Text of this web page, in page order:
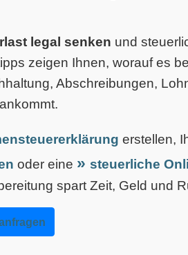
legal senken und
zeigen Ihnen, worauf es
Abschreibungen,
erstellen,
oder eine steuerliche
spart Zeit, Geld und